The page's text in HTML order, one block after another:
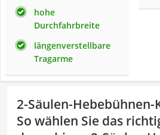
hohe
Durchfahrbreite
längenverstellbare
Tragarme
2-Säulen-
So wählen Sie das